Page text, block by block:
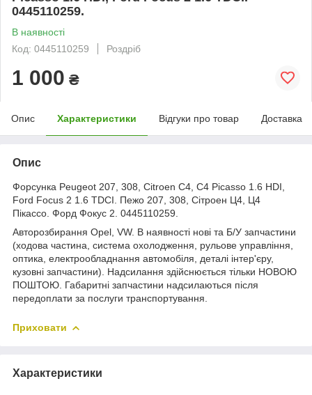
0445110259.
В наявності
Код: 0445110259
Роздріб
1 000 ₴
Опис Характеристики Відгуки про товар Доставка
Опис
Форсунка Peugeot 207, 308, Citroen C4, C4 Picasso 1.6 HDI,
Ford Focus 2 1.6 TDCI. Пежо 207, 308, Сітроен Ц4, Ц4
Пікассо. Форд Фокус 2. 0445110259.
Авторозбирання Opel, VW. В наявності нові та Б/У запчастини
(ходова частина, система охолодження, рульове управління,
оптика, електрообладнання автомобіля, деталі інтер'єру,
кузовні запчастини). Надсилання здійснюється тільки НОВОЮ
ПОШТОЮ. Габаритні запчастини надсилаються після
передоплати за послуги транспортування.
Приховати
Характеристики